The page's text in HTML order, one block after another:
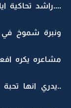
....راشد تحاكية
ونبرة شموخ
مشاعره يكره
..يدري انها